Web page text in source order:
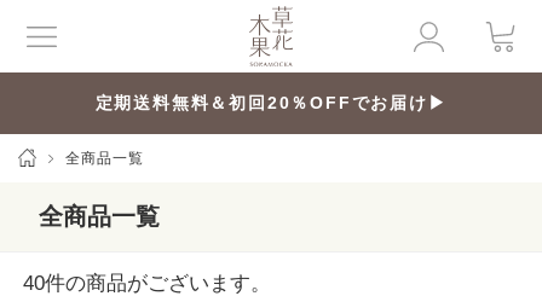
定期送料無料＆初回20％OFFでお届け▶
全商品一覧
全商品一覧
40件の商品がございます。